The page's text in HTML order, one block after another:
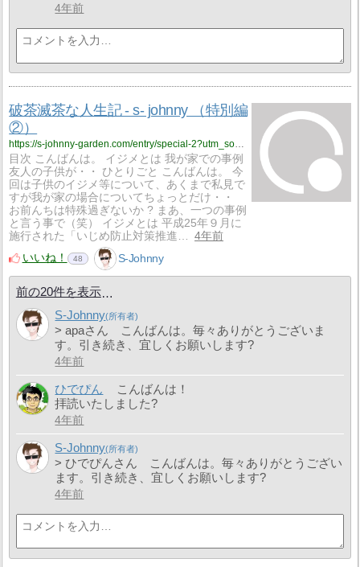
4年前
破茶滅茶な人生記 - s- johnny （特別編
②）
https://s-johnny-garden.com/entry/special-2?utm_source=feed
目次 こんばんは。 イジメとは 我が家での事例
友人の子供が・・ ひとりごと こんばんは。 今
回は子供のイジメ等について、あくまで私見で
すが我が家の場合についてちょっとだけ・・
お前んちは特殊過ぎないか ? まあ、一つの事例
と言う事で（笑） イジメとは 平成25年９月に
施行された「いじめ防止対策推進…
4年前
いいね！
48 S-Johnny
前の20件を表示
S-Johnny
> apaさん こんばんは。毎々ありがとうございま
す。引き続き、宜しくお願いします?
4年前
ひでぴん
こんばんは！
拝読いたしました?
4年前
S-Johnny
> ひでぴんさん こんばんは。毎々ありがとうござい
ます。引き続き、宜しくお願いします?
4年前